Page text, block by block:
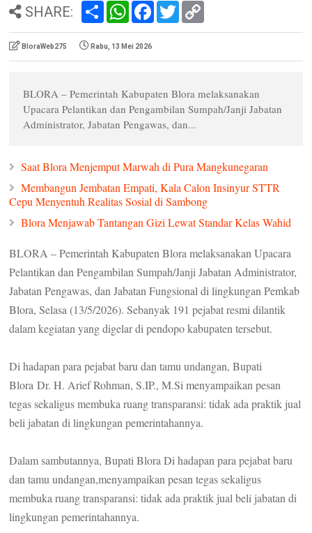
SHARE:
S
e
W
s
A
F
o
T
w
e
i
BloraWeb275 Rabu, 13 Mei 2026
BLORA – Pemerintah Kabupaten Blora melaksanakan
Upacara Pelantikan dan Pengambilan Sumpah/Janji Jabatan
Administrator, Jabatan Pengawas, dan...
Saat Blora Menjemput Marwah di Pura Mangkunegaran
Membangun Jembatan Empati, Kala Calon Insinyur STTR
Cepu Menyentuh Realitas Sosial di Sambong
Blora Menjawab Tantangan Gizi Lewat Standar Kelas Wahid
BLORA – Pemerintah Kabupaten Blora melaksanakan Upacara
Pelantikan dan Pengambilan Sumpah/Janji Jabatan Administrator,
Jabatan Pengawas, dan Jabatan Fungsional di lingkungan Pemkab
Blora, Selasa (13/5/2026). Sebanyak 191 pejabat resmi dilantik
dalam kegiatan yang digelar di pendopo kabupaten tersebut.
Di hadapan para pejabat baru dan tamu undangan, Bupati
Blora Dr. H. Arief Rohman, S.IP., M.Si menyampaikan pesan
tegas sekaligus membuka ruang transparansi: tidak ada praktik jual
beli jabatan di lingkungan pemerintahannya.
Dalam sambutannya, Bupati Blora Di hadapan para pejabat baru
dan tamu undangan,menyampaikan pesan tegas sekaligus
membuka ruang transparansi: tidak ada praktik jual beli jabatan di
lingkungan pemerintahannya.